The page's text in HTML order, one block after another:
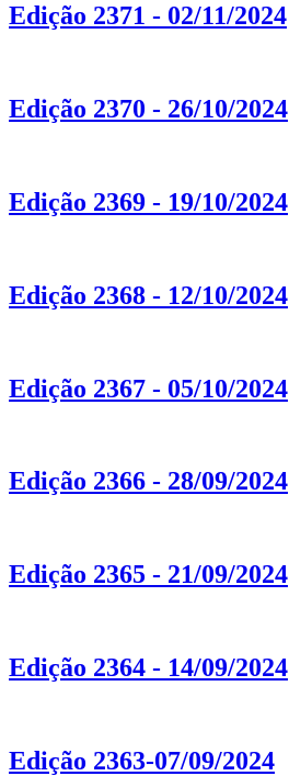
Edição 2371 - 02/11/2024
Edição 2370 - 26/10/2024
Edição 2369 - 19/10/2024
Edição 2368 - 12/10/2024
Edição 2367 - 05/10/2024
Edição 2366 - 28/09/2024
Edição 2365 - 21/09/2024
Edição 2364 - 14/09/2024
Edição 2363-07/09/2024